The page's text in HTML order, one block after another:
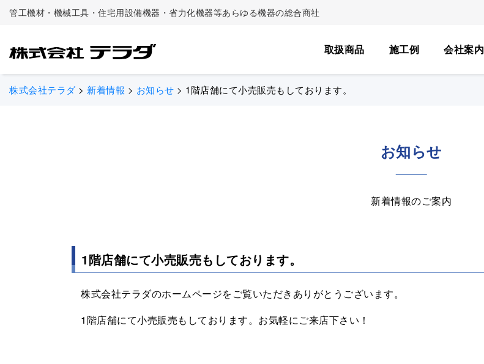
管工機材・機械工具・住宅用設備機器・省力化機器等あらゆる機器の総合商社
取扱商品 施工例 会社案内
株式会社テラダ> 新着情報 > お知らせ > 1階店舗にて小売販売もしております。
お知らせ
新着情報のご案内
1階店舗にて小売販売もしております。
株式会社テラダのホームページをご覧いただきありがとうございます。
1階店舗にて小売販売もしております。お気軽にご来店下さい！